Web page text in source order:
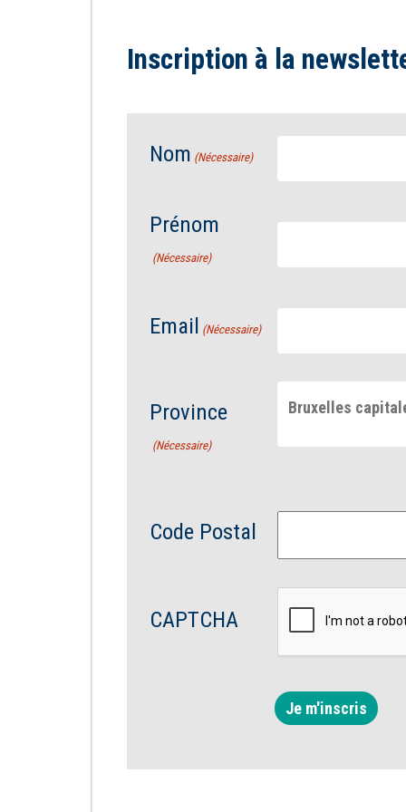
Inscription à la
Nom (Nécessaire)
Prénom
(Nécessaire)
Email (Nécessaire)
Province
(Nécessaire)
Bruxelles
Code Postal
CAPTCHA
Je m'inscris